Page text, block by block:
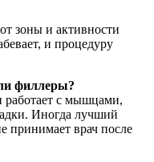
зоны и активности
и процедуру
филлеры?
работает с мышцами,
Иногда лучший
принимает врач после